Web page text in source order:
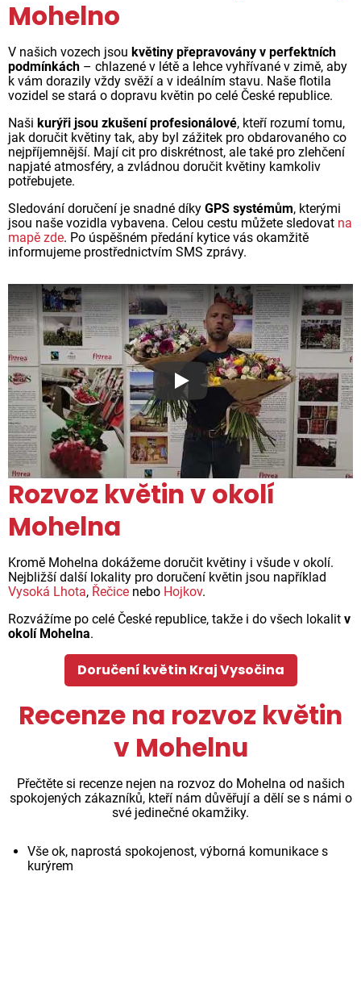
Mohelno
V našich vozech jsou květiny přepravovány v perfektních
podmínkách – chlazené v létě a lehce vyhřívané v zimě, aby
k vám dorazily vždy svěží a v ideálním stavu. Naše flotila
vozidel se stará o dopravu květin po celé České republice.
Naši kurýři jsou zkušení profesionálové, kteří rozumí tomu,
jak doručit květiny tak, aby byl zážitek pro obdarovaného co
nejpříjemnější. Mají cit pro diskrétnost, ale také pro zlehčení
napjaté atmosféry, a zvládnou doručit květiny kamkoliv
potřebujete.
Sledování doručení je snadné díky GPS systémům, kterými
jsou naše vozidla vybavena. Celou cestu můžete sledovat na
mapě zde. Po úspěšném předání kytice vás okamžitě
informujeme prostřednictvím SMS zprávy.
Proč jsou květiny z Florea
Rozvoz květin v okolí
Mohelna
Kromě Mohelna dokážeme doručit květiny i všude v okolí.
Nejbližší další lokality pro doručení květin jsou například
Vysoká Lhota, Řečice nebo Hojkov.
Rozvážíme po celé České republice, takže i do všech lokalit v
okolí Mohelna.
Doručení květin Kraj Vysočina
Recenze na rozvoz květin
v Mohelnu
Přečtěte si recenze nejen na rozvoz do Mohelna od našich
spokojených zákazníků, kteří nám důvěřují a dělí se s námi o
své jedinečné okamžiky.
Vše ok, naprostá spokojenost, výborná komunikace s
kurýrem